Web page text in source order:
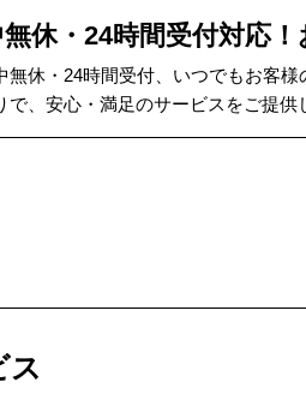
休・24時間受付対応
無休・24時間受付、いつでもお客
で、安心・満足のサービスをご提供
ス